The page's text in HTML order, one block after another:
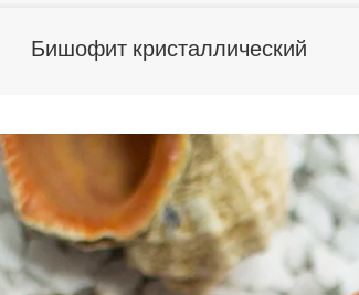
Бишофит кристаллический